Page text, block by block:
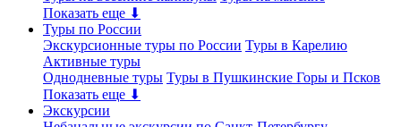
Показать еще ⬇
Туры по России
Экскурсионные туры по России Туры в Карелию
Активные туры
Однодневные туры Туры в Пушкинские Горы и Псков
Показать еще ⬇
Экскурсии